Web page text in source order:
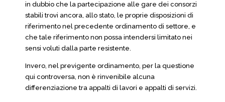
in dubbio che la partecipazione alle gare dei consorzi
stabili trovi ancora, allo stato, le proprie disposizioni di
riferimento nel precedente ordinamento di settore, e
che tale riferimento non possa intendersi limitato nei
sensi voluti dalla parte resistente.
Invero, nel previgente ordinamento, per la questione
qui controversa, non è rinvenibile alcuna
differenziazione tra appalti di lavori e appalti di servizi.